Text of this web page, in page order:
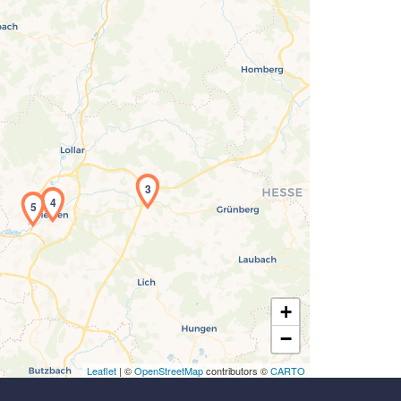
Laden der Karte...
3
4
5
+
−
Leaflet | ©OpenStreetMapcontributors ©CARTO